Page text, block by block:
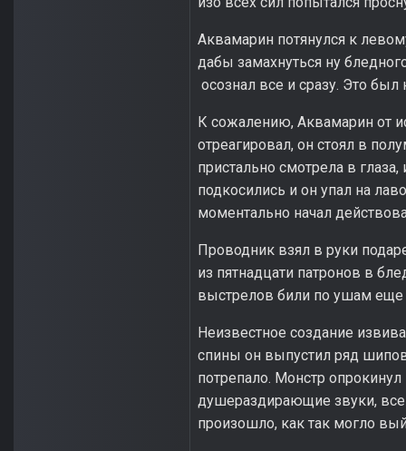
Аквамарин потянулся к
дабы замахнуться ну
осознал все и сразу. Это был
К сожалению, Аквамарин от
отреагировал, он стоял в
пристально смотрела в
подкосились и он упал на
моментально начал
Проводник взял в руки
из пятнадцати патронов в
выстрелов били по ушам
Неизвестное создание
спины он выпустил ряд шипов
потрепало. Монстр
душераздирающие звуки, все
произошло, как так могло